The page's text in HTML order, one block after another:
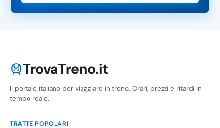
TrovaTreno.it
Il portale italiano per viaggiare in treno. Orari, prezzi e ritardi in
tempo reale.
TRATTE POPOLARI